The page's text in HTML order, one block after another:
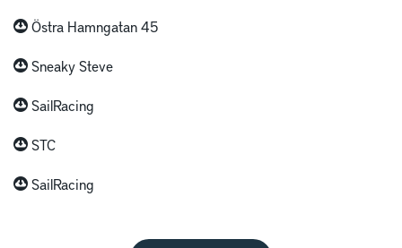
Östra Hamngatan 45
Sneaky Steve
SailRacing
STC
SailRacing